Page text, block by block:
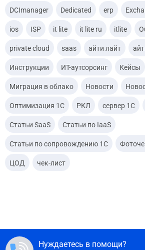
DCImanager Dedicated erp
ios ISP it lite it lite ru itlite
private cloud saas айти лайт
Инструкции ИТ-аутсорсинг Кейсы
Миграция в облако Новости
Оптимизация 1С РКЛ сервер 1С
Статьи SaaS Статьи по IaaS
Статьи по сопровождению 1С
ЦОД чек-лист
Нуждаетесь в помощи?